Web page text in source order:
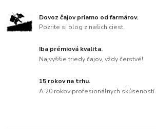
Dovoz čajov priamo od farmárov.
Pozrite si blog z našich ciest.
Iba prémiová kvalita.
Najvyššie triedy čajov, vždy čerstvé!
15 rokov na trhu.
A 20 rokov profesionálnych skúseností.